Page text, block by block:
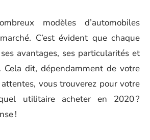
modèles d’automobiles
C’est évident que chaque
avantages, ses particularités et
Cela dit, dépendamment de votre
vous trouverez pour votre
utilitaire acheter en 2020 ?
!